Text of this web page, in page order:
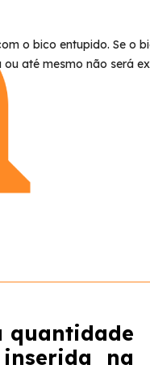
produz névoa
rápido ou desliga
pouca névoa ou
o bico entupido. Se o
até mesmo não será
quantidade
na